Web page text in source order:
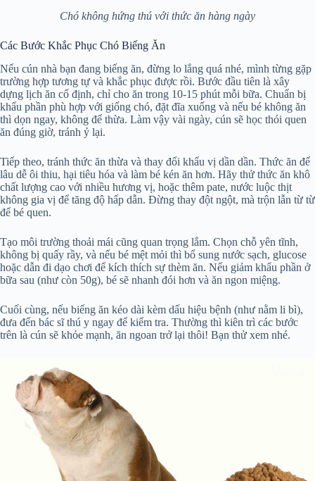
Chó không hứng thú với thức ăn hàng ngày
Các Bước Khắc Phục Chó Biếng Ăn
Nếu cún nhà bạn đang biếng ăn, đừng lo lắng quá nhé, mình từng gặp
trường hợp tương tự và khắc phục được rồi. Bước đầu tiên là xây
dựng lịch ăn cố định, chỉ cho ăn trong 10-15 phút mỗi bữa. Chuẩn bị
khẩu phần phù hợp với giống chó, đặt đĩa xuống và nếu bé không ăn
thì dọn ngay, không để thừa. Làm vậy vài ngày, cún sẽ học thói quen
ăn đúng giờ, tránh ỷ lại.
Tiếp theo, tránh thức ăn thừa và thay đổi khẩu vị dần dần. Thức ăn để
lâu dễ ôi thiu, hại tiêu hóa và làm bé kén ăn hơn. Hãy thử thức ăn khô
chất lượng cao với nhiều hương vị, hoặc thêm pate, nước luộc thịt
không gia vị để tăng độ hấp dẫn. Đừng thay đột ngột, mà trộn lẫn từ từ
để bé quen.
Tạo môi trường thoải mái cũng quan trọng lắm. Chọn chỗ yên tĩnh,
không bị quấy rầy, và nếu bé mệt mỏi thì bổ sung nước sạch, glucose
hoặc dẫn đi dạo chơi để kích thích sự thèm ăn. Nếu giảm khẩu phần ở
bữa sau (như còn 50g), bé sẽ nhanh đói hơn và ăn ngon miệng.
Cuối cùng, nếu biếng ăn kéo dài kèm dấu hiệu bệnh (như nằm li bì),
đưa đến bác sĩ thú y ngay để kiểm tra. Thường thì kiên trì các bước
trên là cún sẽ khỏe mạnh, ăn ngoan trở lại thôi! Bạn thử xem nhé.